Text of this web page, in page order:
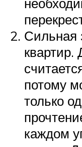
Сильная
квартир.
потому
только
каждом